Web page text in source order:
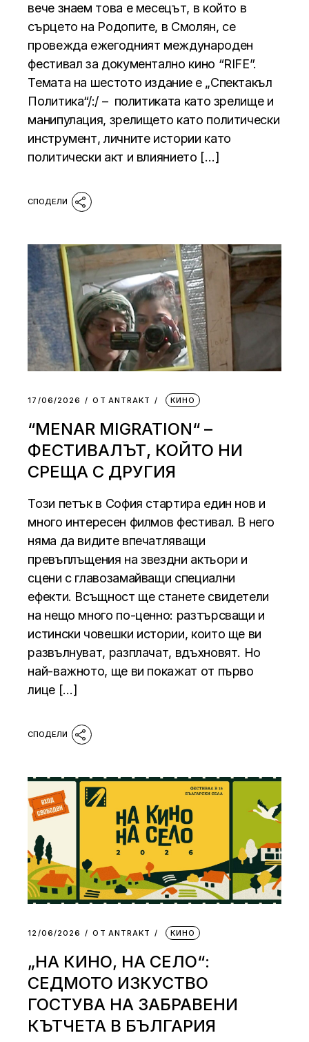
вече знаем това е месецът, в който в
сърцето на Родопите, в Смолян, се
провежда ежегодният международен
фестивал за документално кино “RIFE”.
Темата на шестото издание е „Спектакъл
Политика“/:/ – политиката като зрелище и
манипулация, зрелището като политически
инструмент, личните истории като
политически акт и влиянието […]
17/06/2026 ОТ АNTRAKT КИНО
“MENAR MIGRATION“ –
ФЕСТИВАЛЪТ, КОЙТО НИ
СРЕЩА С ДРУГИЯ
Този петък в София стартира един нов и
много интересен филмов фестивал. В него
няма да видите впечатляващи
превъплъщения на звездни актьори и
сцени с главозамайващи специални
ефекти. Всъщност ще станете свидетели
на нещо много по-ценно: разтърсващи и
истински човешки истории, които ще ви
развълнуват, разплачат, вдъхновят. Но
най-важното, ще ви покажат от първо
лице […]
12/06/2026 ОТ АNTRAKT КИНО
„НА КИНО, НА СЕЛО“:
СЕДМОТО ИЗКУСТВО
ГОСТУВА НА ЗАБРАВЕНИ
КЪТЧЕТА В БЪЛГАРИЯ